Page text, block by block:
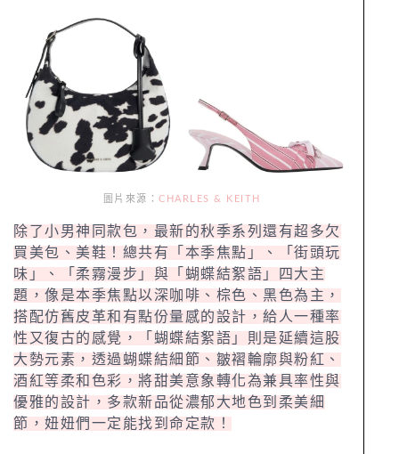
圖片來源： CHARLES & KEITH
除了小男神同款包，最新的秋季系列還有超多欠
買美包、美鞋！總共有「本季焦點」、「街頭玩
味」、「柔霧漫步」與「蝴蝶結絮語」四大主
題，像是本季焦點以深咖啡、棕色、黑色為主，
搭配仿舊皮革和有點份量感的設計，給人一種率
性又復古的感覺，「蝴蝶結絮語」則是延續這股
大勢元素，透過蝴蝶結細節、皺褶輪廓與粉紅、
酒紅等柔和色彩，將甜美意象轉化為兼具率性與
優雅的設計，多款新品從濃郁大地色到柔美細
節，妞妞們一定能找到命定款！